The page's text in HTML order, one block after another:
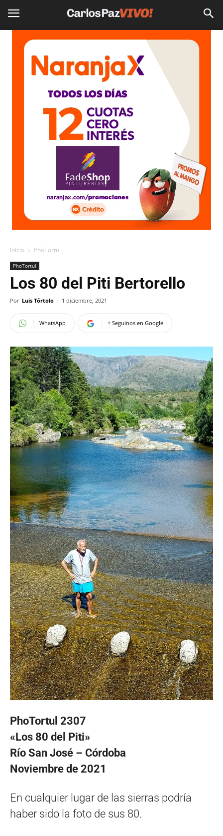
Inicio PhoTortul
PhoTortul
Los 80 del Piti Bertorello
Por Luis Tórtolo - 1 diciembre, 2021
WhatsApp + Seguinos en Google
PhoTortul 2307
«Los 80 del Piti»
Río San José – Córdoba
Noviembre de 2021
En cualquier lugar de las sierras podría
haber sido la foto de sus 80.